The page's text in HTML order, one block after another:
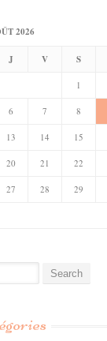
2026
J V S
1
6 7 8
13 14 15
20 21 22
27 28 29